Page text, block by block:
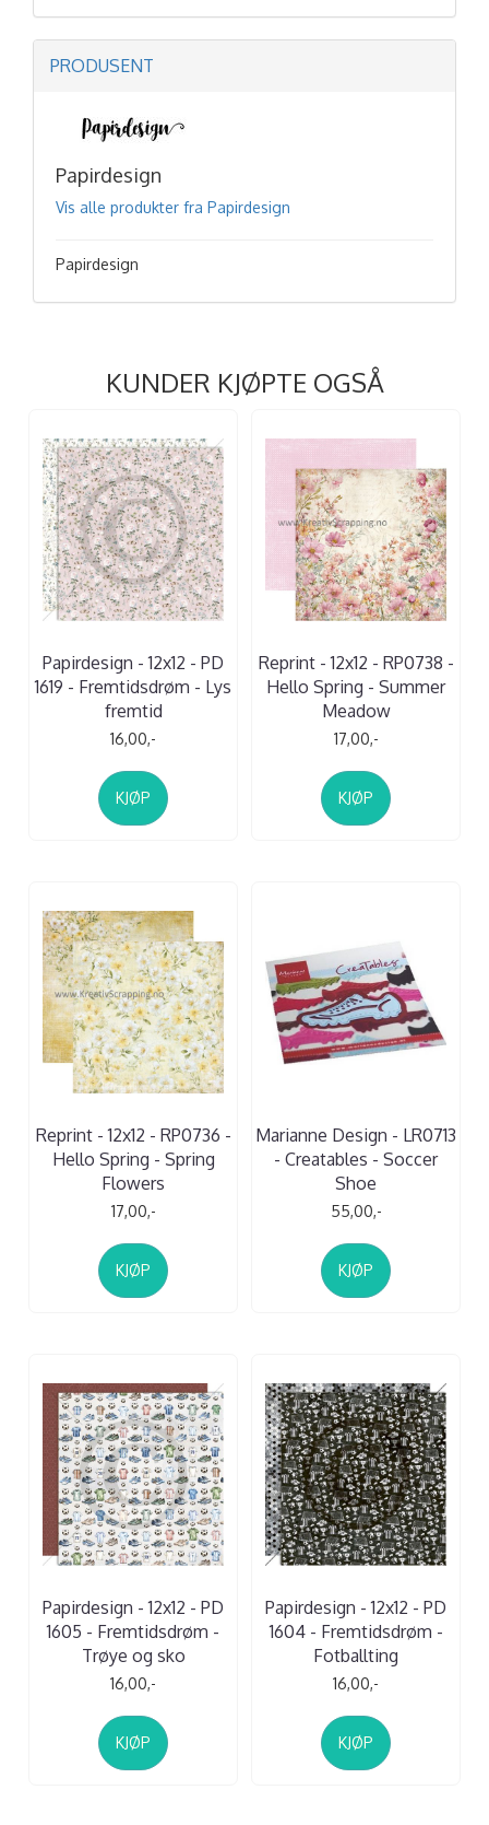
PRODUSENT
Papirdesign
Vis alle produkter fra Papirdesign
Papirdesign
KUNDER KJØPTE OGSÅ
Papirdesign - 12x12 - PD
1619 - Fremtidsdrøm - Lys
fremtid
16,00,-
KJØP
Reprint - 12x12 - RP0738 -
Hello Spring - Summer
Meadow
17,00,-
KJØP
Reprint - 12x12 - RP0736 -
Hello Spring - Spring
Flowers
17,00,-
KJØP
Marianne Design - LR0713
- Creatables - Soccer
Shoe
55,00,-
KJØP
Papirdesign - 12x12 - PD
1605 - Fremtidsdrøm -
Trøye og sko
16,00,-
KJØP
Papirdesign - 12x12 - PD
1604 - Fremtidsdrøm -
Fotballting
16,00,-
KJØP